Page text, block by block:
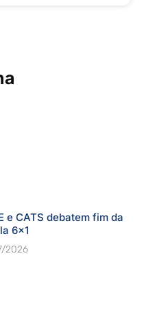
e CATS debatem fim da
6×1
2026